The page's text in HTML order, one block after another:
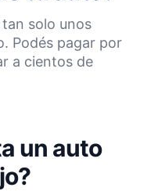
solo unos
Podés pagar por
a cientos de
un auto